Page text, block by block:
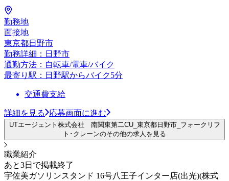
勤務地
面接地
東京都日野市
勤務詳細：日野市
通勤方法：自転車/電車/バイク
最寄り駅：日野駅からバイク5分
交通費支給
詳細を見る 応募画面に進む
UTエージェント株式会社 南関東第二CU_東京都日野市_フォークリフ
ト･クレーンのその他の求人を見る
職業紹介
あと3日で掲載終了
宇佐美ガソリンスタンド 16号八王子インター店(出光)(株式